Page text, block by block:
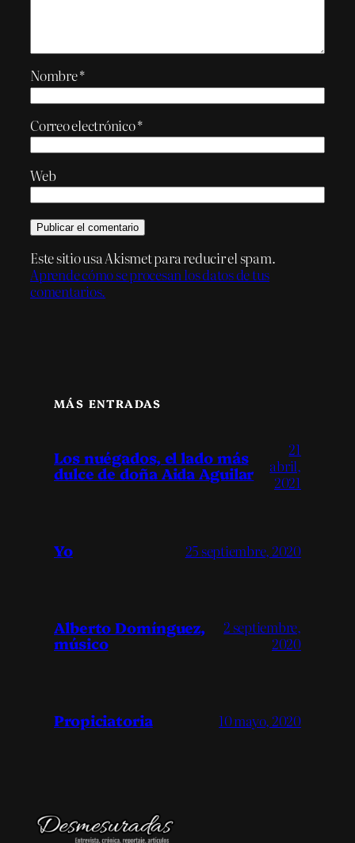
Nombre*
Correo electrónico*
Web
Este sitio usa Akismet para reducir el spam.
Aprende cómo se procesan los datos de tus
comentarios.
MÁS ENTRADAS
Los nuégados, el lado más
dulce de doña Aida Aguilar
21
abril,
2021
Yo 25 septiembre, 2020
Alberto Domínguez,
músico
2 septiembre,
2020
Propiciatoria 10 mayo, 2020